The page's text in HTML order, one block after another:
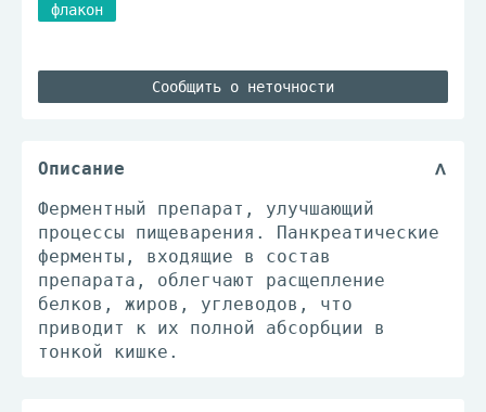
флакон
Сообщить о неточности
Описание
Ферментный препарат, улучшающий
процессы пищеварения. Панкреатические
ферменты, входящие в состав
препарата, облегчают расщепление
белков, жиров, углеводов, что
приводит к их полной абсорбции в
тонкой кишке.